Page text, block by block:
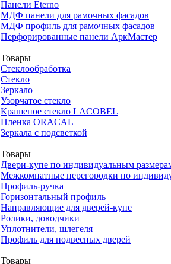
Панели Eterno
МДФ панели для рамочных фасадов
МДФ профиль для рамочных фасадов
Перфорированные панели АркМастер
Товары
Стеклообработка
Стекло
Зеркало
Узорчатое стекло
Крашеное стекло LACOBEL
Пленка ORACAL
Зеркала с подсветкой
Товары
Двери-купе по индивидуальным
Межкомнатные перегородки по
Профиль-ручка
Горизонтальный профиль
Направляющие для дверей-купе
Ролики, доводчики
Уплотнители, шлегеля
Профиль для подвесных дверей
Товары